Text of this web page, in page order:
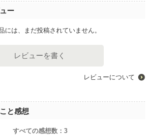
ー
には、まだ投稿されていません。
レビューを書く
レビューについて
と感想
すべての感想数： 3